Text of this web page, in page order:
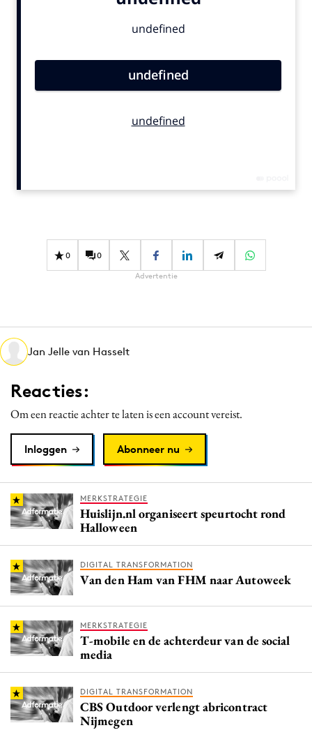
Gedragsverandering
Influencer marketing
Media
Merkstrategie
PR
Programmatic
Purpose Marketing
Reputatie & crisis
0 0
Advertentie
Jan Jelle van Hasselt
Reacties:
Om een reactie achter te laten is een account vereist.
Inloggen Abonneer nu
MERKSTRATEGIE
Huislijn.nl organiseert speurtocht rond
Halloween
DIGITAL TRANSFORMATION
Van den Ham van FHM naar Autoweek
MERKSTRATEGIE
T-mobile en de achterdeur van de social
media
DIGITAL TRANSFORMATION
CBS Outdoor verlengt abricontract
Nijmegen